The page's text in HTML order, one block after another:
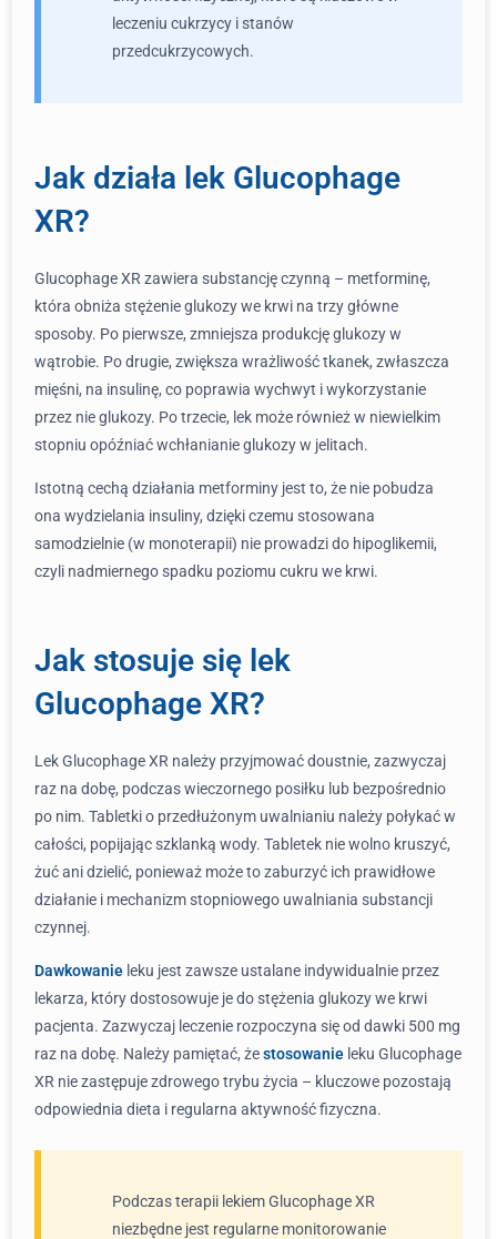
leczeniu cukrzycy i stanów
przedcukrzycowych.
Jak działa lek Glucophage
XR?
Glucophage XR zawiera substancję czynną – metforminę,
która obniża stężenie glukozy we krwi na trzy główne
sposoby. Po pierwsze, zmniejsza produkcję glukozy w
wątrobie. Po drugie, zwiększa wrażliwość tkanek, zwłaszcza
mięśni, na insulinę, co poprawia wychwyt i wykorzystanie
przez nie glukozy. Po trzecie, lek może również w niewielkim
stopniu opóźniać wchłanianie glukozy w jelitach.
Istotną cechą działania metforminy jest to, że nie pobudza
ona wydzielania insuliny, dzięki czemu stosowana
samodzielnie (w monoterapii) nie prowadzi do hipoglikemii,
czyli nadmiernego spadku poziomu cukru we krwi.
Jak stosuje się lek
Glucophage XR?
Lek Glucophage XR należy przyjmować doustnie, zazwyczaj
raz na dobę, podczas wieczornego posiłku lub bezpośrednio
po nim. Tabletki o przedłużonym uwalnianiu należy połykać w
całości, popijając szklanką wody. Tabletek nie wolno kruszyć,
żuć ani dzielić, ponieważ może to zaburzyć ich prawidłowe
działanie i mechanizm stopniowego uwalniania substancji
czynnej.
Dawkowanie leku jest zawsze ustalane indywidualnie przez
lekarza, który dostosowuje je do stężenia glukozy we krwi
pacjenta. Zazwyczaj leczenie rozpoczyna się od dawki 500 mg
raz na dobę. Należy pamiętać, żestosowanie leku Glucophage
XR nie zastępuje zdrowego trybu życia – kluczowe pozostają
odpowiednia dieta i regularna aktywność fizyczna.
Podczas terapii lekiem Glucophage XR
niezbędne jest regularne monitorowanie